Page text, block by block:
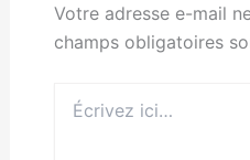
Votre adresse e-mail
champs obligatoires
ici…